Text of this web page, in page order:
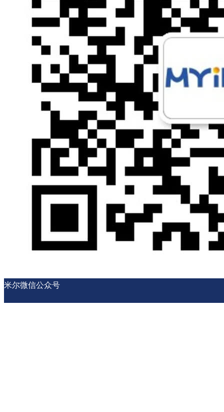
米尔微信公众号